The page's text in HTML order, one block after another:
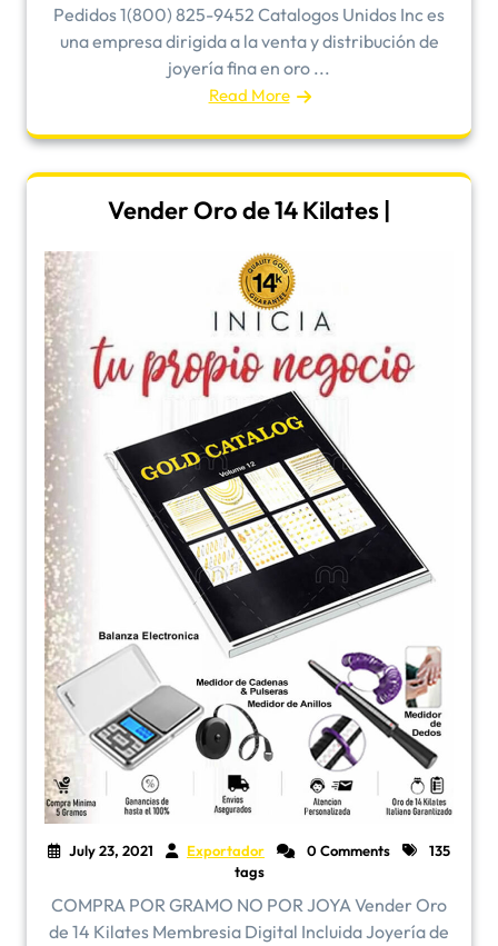
Pedidos 1(800) 825-9452 Catalogos Unidos Inc es
una empresa dirigida a la venta y distribución de
joyería fina en oro ...
Read More
Vender Oro de 14 Kilates |
July 23, 2021 Exportador 0 Comments
135
tags
COMPRA POR GRAMO NO POR JOYA Vender Oro
de 14 Kilates Membresia Digital Incluida Joyería de